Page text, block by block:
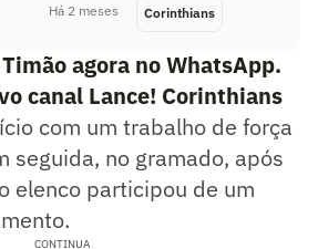
Há 2 meses Corinthians
agora no WhatsApp.
canal Lance! Corinthians
com um trabalho de força
seguida, no gramado, após
elenco participou de um
CONTINUA